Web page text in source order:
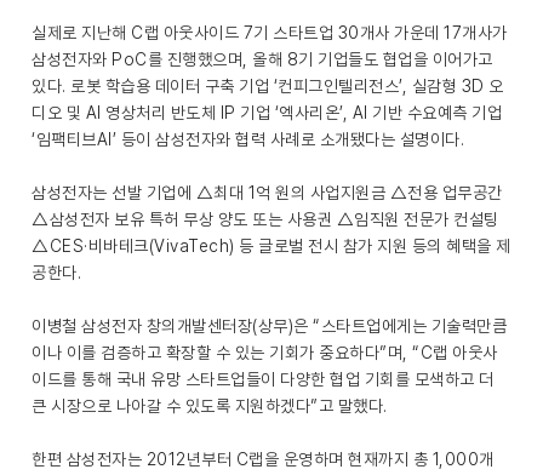
실제로 지난해 C랩 아웃사이드 7기 스타트업 30개사 가운데 17개사가
삼성전자와 PoC를 진행했으며, 올해 8기 기업들도 협업을 이어가고
있다. 로봇 학습용 데이터 구축 기업 ‘컨피그인텔리전스’, 실감형 3D 오
디오 및 AI 영상처리 반도체 IP 기업 ‘엑사리온’, AI 기반 수요예측 기업
‘임팩티브AI’ 등이 삼성전자와 협력 사례로 소개됐다는 설명이다.
삼성전자는 선발 기업에 △최대 1억 원의 사업지원금 △전용 업무공간
△삼성전자 보유 특허 무상 양도 또는 사용권 △임직원 전문가 컨설팅
△CES·비바테크(VivaTech) 등 글로벌 전시 참가 지원 등의 혜택을 제
공한다.
이병철 삼성전자 창의개발센터장(상무)은 “스타트업에게는 기술력만큼
이나 이를 검증하고 확장할 수 있는 기회가 중요하다”며, “C랩 아웃사
이드를 통해 국내 유망 스타트업들이 다양한 협업 기회를 모색하고 더
큰 시장으로 나아갈 수 있도록 지원하겠다”고 말했다.
한편 삼성전자는 2012년부터 C랩을 운영하며 현재까지 총 1,000개